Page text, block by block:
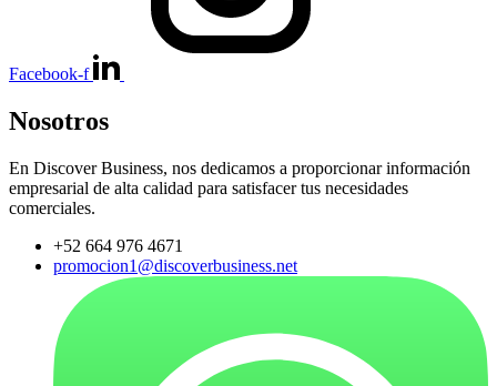
Facebook-f
Nosotros
En Discover Business, nos dedicamos a proporcionar información
empresarial de alta calidad para satisfacer tus necesidades
comerciales.
+52 664 976 4671
promocion1@discoverbusiness.net